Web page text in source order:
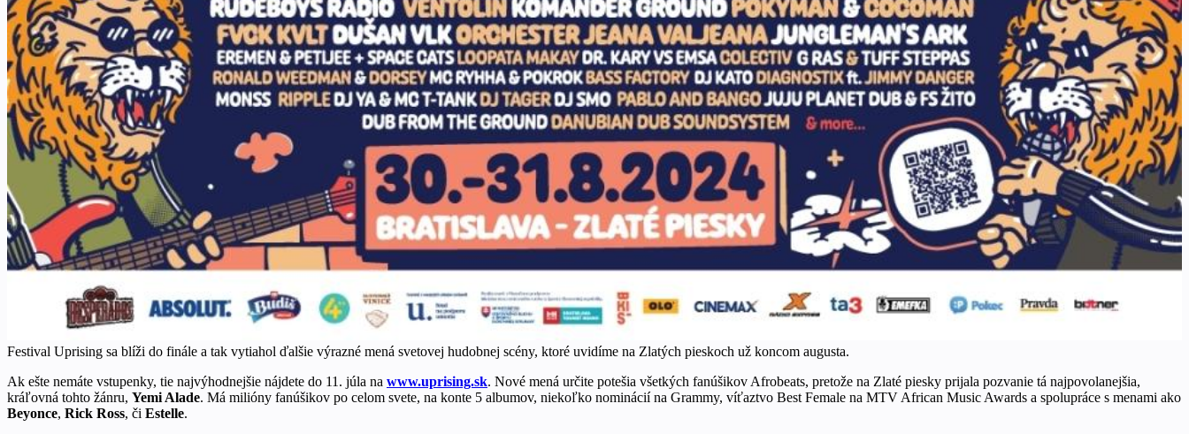
Festival Uprising sa blíži do finále a tak vytiahol ďalšie výrazné mená svetovej hudobnej scény, ktoré uvidíme na Zlatých pieskoch už koncom augusta.
Ak ešte nemáte vstupenky, tie najvýhodnejšie nájdete do 11. júla na www.uprising.sk. Nové mená určite potešia všetkých fanúšikov Afrobeats, pretože na Zlaté piesky prijala pozvanie tá najpovolanejšia,
kráľovná tohto žánru, Yemi Alade. Má milióny fanúšikov po celom svete, na konte 5 albumov, niekoľko nominácií na Grammy, víťaztvo Best Female na MTV African Music Awards a spolupráce s menami ako
Beyonce, Rick Ross, či Estelle.